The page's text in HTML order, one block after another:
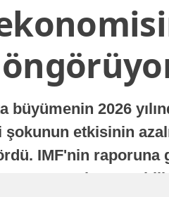
büyümenin 2026
şokunun etkisinin
IMF'nin raporuna
süreci